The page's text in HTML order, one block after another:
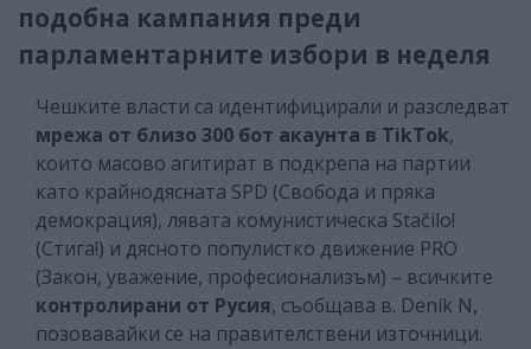
подобна кампания преди
парламентарните избори в неделя
Чешките власти са идентифицирали и разследват
мрежа от близо 300 бот акаунта в TikTok,
които масово агитират в подкрепа на партии
като крайнодясната SPD (Свобода и пряка
демокрация), лявата комунистическа Stačilo!
(Стига!) и дясното популистко движение PRO
(Закон, уважение, професионализъм) – всичките
контролирани от Русия, съобщава в. Deník N,
позовавайки се на правителствени източници.